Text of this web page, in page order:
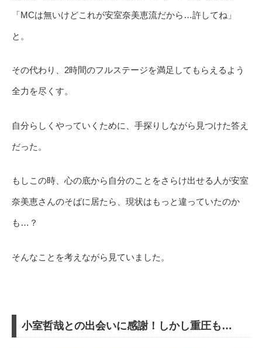
「MCは無いけどこれが安室奈美恵流だから…許してね」
と。
その代わり、2時間のフルステージを満足してもらえるよう
全力を尽くす。
自分らしくやっていくために、手探りしながら見つけた答え
だった。
もしこの時、心の底から自分のことをさらけ出せる人が安室
奈美恵さんのそばに居たら、現状はもっと違っていたのか
も…？
そんなことを考えながら見ていました。
小室哲哉との出会いに感謝！しかし重圧も…